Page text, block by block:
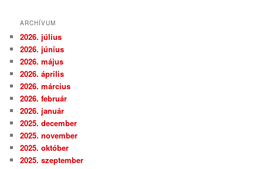
ARCHÍVUM
2026. július
2026. június
2026. május
2026. április
2026. március
2026. február
2026. január
2025. december
2025. november
2025. október
2025. szeptember